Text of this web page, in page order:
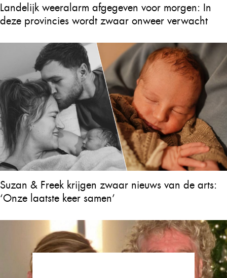
Landelijk weeralarm afgegeven voor morgen: In
deze provincies wordt zwaar onweer verwacht
Suzan & Freek krijgen zwaar nieuws van de arts:
‘Onze laatste keer samen’